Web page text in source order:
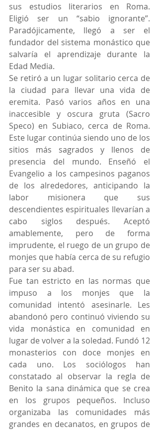
sus estudios literarios en Roma.
Eligió ser un “sabio ignorante”.
Paradójicamente, llegó a ser el
fundador del sistema monástico que
salvaría el aprendizaje durante la
Edad Media.
Se retiró a un lugar solitario cerca de
la ciudad para llevar una vida de
eremita. Pasó varios años en una
inaccesible y oscura gruta (Sacro
Speco) en Subiaco, cerca de Roma.
Este lugar continúa siendo uno de los
sitios más sagrados y llenos de
presencia del mundo. Enseñó el
Evangelio a los campesinos paganos
de los alrededores, anticipando la
labor misionera que sus
descendientes espirituales llevarían a
cabo siglos después. Aceptó
amablemente, pero de forma
imprudente, el ruego de un grupo de
monjes que había cerca de su refugio
para ser su abad.
Fue tan estricto en las normas que
impuso a los monjes que la
comunidad intentó asesinarle. Les
abandonó pero continuó viviendo su
vida monástica en comunidad en
lugar de volver a la soledad. Fundó 12
monasterios con doce monjes en
cada uno. Los sociólogos han
constatado al observar la regla de
Benito la sana dinámica que se crea
en los grupos pequeños. Incluso
organizaba las comunidades más
grandes en decanatos, en grupos de